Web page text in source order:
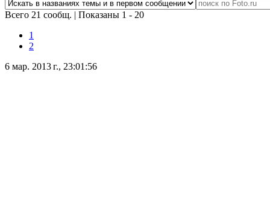
Всего 21 сообщ. | Показаны 1 - 20
1
2
6 мар. 2013 г., 23:01:56